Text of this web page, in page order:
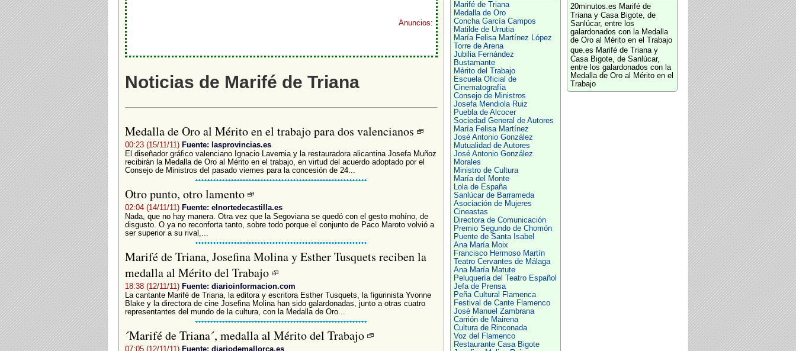
Anuncios:
Noticias de Marifé de Triana
Medalla de Oro al Mérito en el trabajo para dos valencianos
00:23 (15/11/11) Fuente: lasprovincias.es
El diseñador gráfico valenciano Ignacio Lavernia y la restauradora alicantina Josefa Muñoz
recibirán la Medalla de Oro al Mérito en el trabajo, en virtud del acuerdo adoptado por el
Consejo de Ministros del pasado viernes para la concesión de 24...
Otro punto, otro lamento
02:04 (14/11/11) Fuente: elnortedecastilla.es
Nada, que no hay manera. Otra vez que la Segoviana se quedó con el gesto mohíno, de
disgusto. O ya no reconforta tanto, sobre todo porque el conjunto de Paco Maroto volvió a
ser superior a su rival,...
Marifé de Triana, Josefina Molina y Esther Tusquets reciben la
medalla al Mérito del Trabajo
18:38 (12/11/11) Fuente: diarioinformacion.com
La cantante Marifé de Triana, la editora y escritora Esther Tusquets, la figurinista Yvonne
Blake y la directora de cine Josefina Molina han sido galardonadas, junto a otras cuatro
representantes del mundo de la cultura, con la Medalla de Oro...
´Marifé de Triana´, medalla al Mérito del Trabajo
07:05 (12/11/11) Fuente: diariodemallorca.es
Marifé de Triana
Medalla de Oro
Concha García Campos
Matilde de Urrutia
María Felisa Martínez López
Torre de Arena
Jubilia Fernández
Bustamante
Mérito del Trabajo
Escuela Oficial de
Cinematografía
Consejo de Ministros
Josefa Mendiola Ruiz
Puebla de Alcocer
Sociedad General de Autores
María Felisa Martínez
José Antonio González
Mutualidad de Autores
José Antonio González
Morales
Ministro de Cultura
María del Monte
Lola de España
Sanlúcar de Barrameda
Asociación de Mujeres
Cineastas
Directora de Comunicación
Premio Segundo de Chomón
Puente de Santa Isabel
Ana María Moix
Francisco Hermoso Martín
Teatro Cervantes de Málaga
Ana María Matute
Peluquería del Teatro Español
Jefa de Prensa
Peña Cultural Flamenca
Festival de Cante Flamenco
José Manuel Zambrana
Carrión de Mairena
Cultura de Rinconada
Voz del Flamenco
Restaurante Casa Bigote
20minutos.es Marifé de
Triana y Casa Bigote, de
Sanlúcar, entre los
galardonados con la Medalla
de Oro al Mérito en el Trabajo
que.es Marifé de Triana y
Casa Bigote, de Sanlúcar,
entre los galardonados con la
Medalla de Oro al Mérito en el
Trabajo